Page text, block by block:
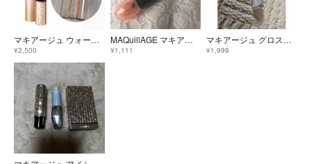
マキアージュ ウォータリールージュ 3本 セット
¥2,500
MAQuillAGE マキアージュ ルージュエナメルグラマー
¥1,111
マキアージュ グロスプランパーBL100
¥1,999